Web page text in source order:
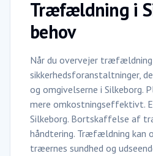
Træfældning i
behov
Når du overvejer træfældning
sikkerhedsforanstaltninger,
og omgivelserne i
mere omkostningseffektivt.
Silkeborg. Bortskaffelse af
håndtering. Træfældning kan
træernes sundhed og